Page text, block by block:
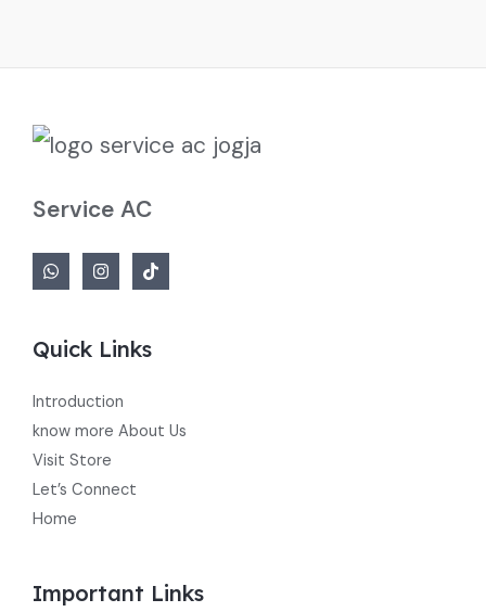
Service AC
Quick Links
Introduction
know more About Us
Visit Store
Let’s Connect
Home
Important Links